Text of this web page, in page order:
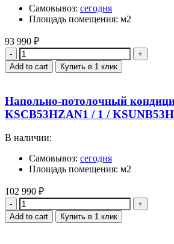
Самовывоз: сегодня
Площадь помещения: м2
93 990 ₽
Quantity
Add to cart Купить в 1 клик
Напольно-потолочный
KSCB53HZAN1 / 1 /
В наличии:
Самовывоз: сегодня
Площадь помещения: м2
102 990 ₽
Quantity
Add to cart Купить в 1 клик